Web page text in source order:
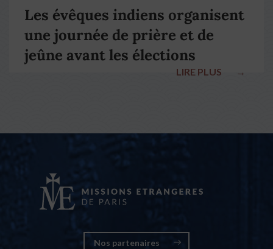
Les évêques indiens organisent
une journée de prière et de
jeûne avant les élections
LIRE PLUS →
Nos partenaires